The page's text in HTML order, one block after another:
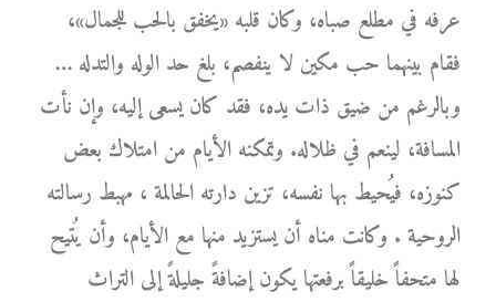
عرفه في مطلع صباه، وكان قلبه «يخفق بالحب للجمال»،
فقام بينهما حب مكين لا ينفصم، بلغ حد الوله والتدله …
وبالرغم من ضيق ذات يده، فقد كان يسعى إليه، وإن نأت
المسافة، لينعم في ظلاله. وتمكنه الأيام من امتلاك بعض
كنوزه، فيُحيط بها نفسه، تزين دارته الحالمة ، مهبط رسالته
الروحية . وكانت مناه أن يستزيد منها مع الأيام، وأن يُتيح
لها متحفاً خليقاً برفعتها يكون إضافةً جليلةً إلى التراث